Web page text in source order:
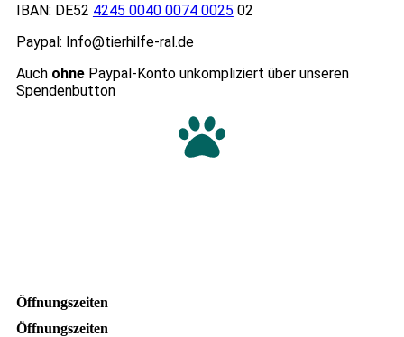
IBAN: DE52 4245 0040 0074 0025 02
Paypal: Info@tierhilfe-ral.de
Auch ohnePaypal-Konto unkompliziert über unseren
Spendenbutton
Öffnungszeiten
Öffnungszeiten